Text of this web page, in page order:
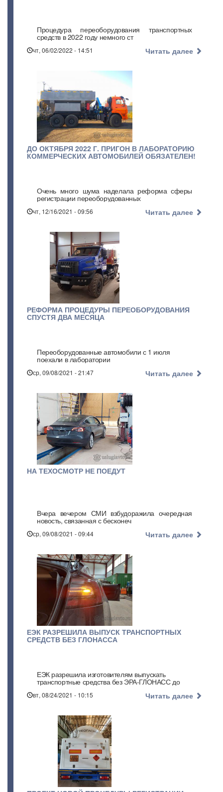
Процедура переоборудования транспортных
средств в 2022 году немного ст
чт, 06/02/2022 - 14:51 Читать далее
ДО ОКТЯБРЯ 2022 Г. ПРИГОН В ЛАБОРАТОРИЮ
КОММЕРЧЕСКИХ АВТОМОБИЛЕЙ ОБЯЗАТЕЛЕН!
Очень много шума наделала реформа сферы
регистрации переоборудованных
чт, 12/16/2021 - 09:56 Читать далее
РЕФОРМА ПРОЦЕДУРЫ ПЕРЕОБОРУДОВАНИЯ
СПУСТЯ ДВА МЕСЯЦА
Переоборудованные автомобили с 1 июля
поехали в лаборатории
ср, 09/08/2021 - 21:47 Читать далее
НА ТЕХОСМОТР НЕ ПОЕДУТ
Вчера вечером СМИ взбудоражила очередная
новость, связанная с бесконеч
ср, 09/08/2021 - 09:44 Читать далее
ЕЭК РАЗРЕШИЛА ВЫПУСК ТРАНСПОРТНЫХ
СРЕДСТВ БЕЗ ГЛОНАССА
ЕЭК разрешила изготовителям выпускать
транспортные средства без ЭРА-ГЛОНАСС до
вт, 08/24/2021 - 10:15 Читать далее